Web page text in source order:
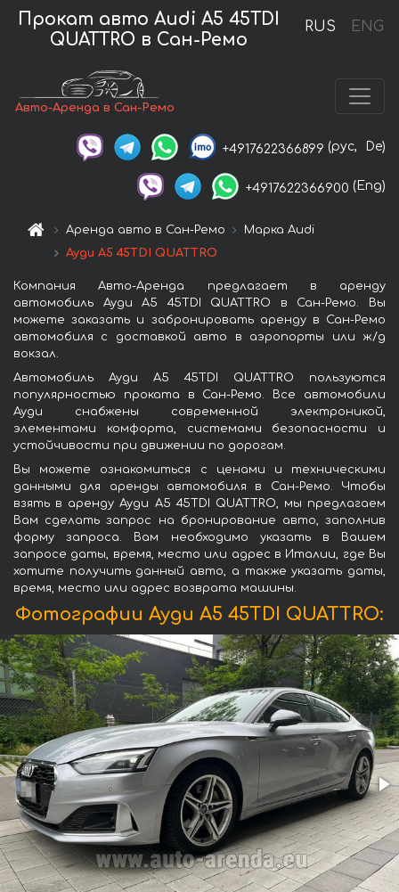
RUS ENG
Прокат авто Audi A5 45TDI
QUATTRO в Сан-Ремо
Авто-Аренда в Сан-Ремо
+4917622366899 (рус, De)
+4917622366900 (Eng)
Аренда авто в Сан-Ремо
Марка Audi
Ауди A5 45TDI QUATTRO
Компания Авто-Аренда предлагает в аренду
автомобиль Ауди A5 45TDI QUATTRO в Сан-Ремо. Вы
можете заказать и забронировать аренду в Сан-Ремо
автомобиля с доставкой авто в аэропорты или ж/д
вокзал.
Автомобиль Ауди A5 45TDI QUATTRO пользуются
популярностью проката в Сан-Ремо. Все автомобили
Ауди снабжены современной электроникой,
элементами комфорта, системами безопасности и
устойчивости при движении по дорогам.
Вы можете ознакомиться с ценами и техническими
данными для аренды автомобиля в Сан-Ремо. Чтобы
взять в аренду Ауди A5 45TDI QUATTRO, мы предлагаем
Вам сделать запрос на бронирование авто, заполнив
форму запроса. Вам необходимо указать в Вашем
запросе даты, время, место или адрес в Италии, где Вы
хотите получить данный авто, а также указать даты,
время, место или адрес возврата машины.
Фотографии Ауди A5 45TDI QUATTRO: